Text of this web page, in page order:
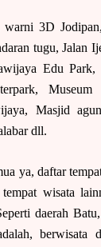
3D
tugu, Jalan
Edu Park,
Museum
Masjid
dll.
ya, daftar
wisata
daerah
berwisata